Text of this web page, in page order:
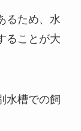
るため、水
ることが大
水槽での飼